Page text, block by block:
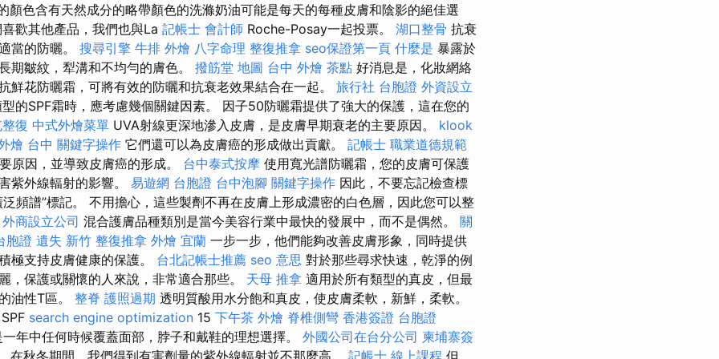
顏色含有天然成分的略帶顏色的洗滌奶油可能是每天的每種皮膚和陰影的絕佳選
歡其他產品，我們也與La 記帳士 會計師 Roche-Posay一起投票。 湖口整骨 抗衰
當的防曬。 搜尋引擎 牛排 外燴 八字命理 整復推拿 seo保證第一頁 什麼是 暴露於
期皺紋，犁溝和不均勻的膚色。 撥筋堂 地圖 台中 外燴 茶點 好消息是，化妝網絡
鮮花防曬霜，可將有效的防曬和抗衰老效果結合在一起。 旅行社 台胞證 外資設立
的SPF霜時，應考慮幾個關鍵因素。 因子50防曬霜提供了強大的保護，這在您的
復 中式外燴菜單 UVA射線更深地滲入皮膚，是皮膚早期衰老的主要原因。 klook
燴 台中 關鍵字操作 它們還可以為皮膚癌的形成做出貢獻。 記帳士 職業道德規範
原因，並導致皮膚癌的形成。 台中泰式按摩 使用寬光譜防曬霜，您的皮膚可保護
紫外線輻射的影響。 易遊網 台胞證 台中泡腳 關鍵字操作 因此，不要忘記檢查標
頻譜”標記。 不用擔心，這些製劑不再在皮膚上形成濃密的白色層，因此您可以整
外商設立公司 混合護膚品種類別是當今美容行業中最快的發展中，而不是偶然。 關
胞證 遺失 新竹 整復推拿 外燴 宜蘭 一步一步，他們能夠改善皮膚形象，同時提供
極支持皮膚健康的保護。 台北記帳士推薦 seo 意思 對於那些尋求快速，乾淨的例
，保護或關懷的人來說，非常適合那些。 天母 推拿 適用於所有類型的真皮，但最
油性T區。 整脊 護照過期 透明質酸用水分飽和真皮，使皮膚柔軟，新鮮，柔軟。
search engine optimization 15 下午茶 外燴 脊椎側彎 香港簽證 台胞證
年中任何時候覆蓋面部，脖子和戴鞋的理想選擇。 外國公司在台分公司 柬埔寨簽
在秋冬期間，我們得到有害劑量的紫外線輻射並不那麼高。 記帳士 線上課程 但